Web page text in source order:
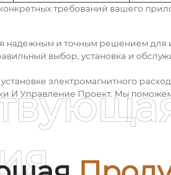
требований вашего
надежным и точным решением для
выбор, установка и
электромагнитного
И Управление Проект. Мы